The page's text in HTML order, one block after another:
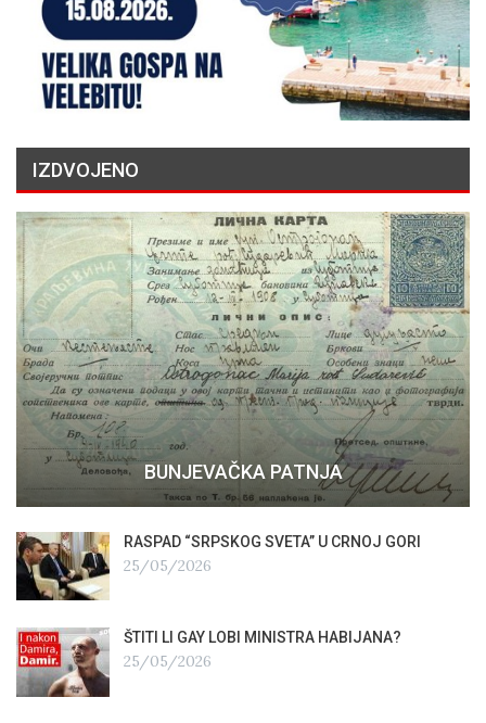
IZDVOJENO
BUNJEVAČKA PATNJA
RASPAD “SRPSKOG SVETA” U CRNOJ GORI
25/05/2026
ŠTITI LI GAY LOBI MINISTRA HABIJANA?
25/05/2026